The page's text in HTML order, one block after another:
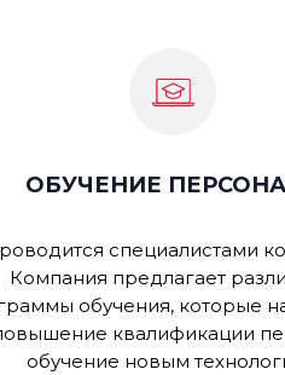
ОБУЧЕНИЕ
специалистами
Компания предлагает
обучения, которые
квалификации
обучение новым